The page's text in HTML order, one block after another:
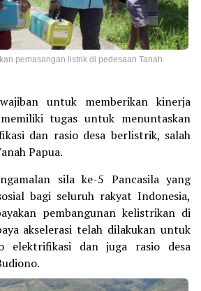
pemasangan listrik di pedesaan Tanah
untuk memberikan kinerja
tugas untuk menuntaskan
dan rasio desa berlistrik, salah
Papua.
sila ke-5 Pancasila yang
bagi seluruh rakyat Indonesia,
pembangunan kelistrikan di
akselerasi telah dilakukan untuk
elektrifikasi dan juga rasio desa